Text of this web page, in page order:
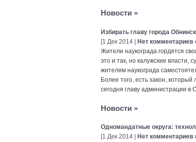
Новости »
Избирать главу города
[1 Дек 2014 | Нет комментариев
Жители наукограда гордятся
это и так, но калужские власти,
жителям наукограда
Более того, есть закон,
сегодня главу администрации в
Новости »
Одномандатные округа:
[1 Дек 2014 |
Нет комментариев